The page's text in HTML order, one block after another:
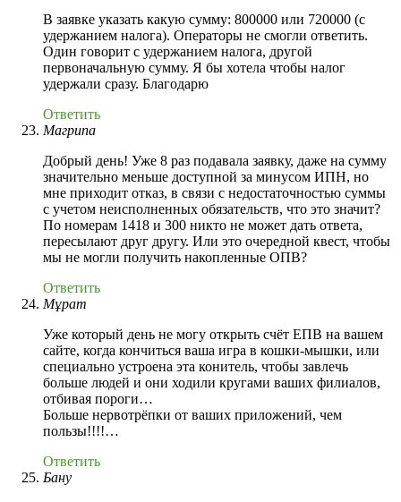
В заявке указать какую сумму: 800000 или 720000 (с
удержанием налога). Операторы не смогли ответить.
Один говорит с удержанием налога, другой
первоначальную сумму. Я бы хотела чтобы налог
удержали сразу. Благодарю
Ответить
Магрипа
Добрый день! Уже 8 раз подавала заявку, даже на сумму
значительно меньше доступной за минусом ИПН, но
мне приходит отказ, в связи с недостаточностью суммы
с учетом неисполненных обязательств, что это значит?
По номерам 1418 и 300 никто не может дать ответа,
пересылают друг другу. Или это очередной квест, чтобы
мы не могли получить накопленные ОПВ?
Ответить
Мұрат
Уже который день не могу открыть счёт ЕПВ на вашем
сайте, когда кончиться ваша игра в кошки-мышки, или
специально устроена эта конитель, чтобы завлечь
больше людей и они ходили кругами ваших филиалов,
отбивая пороги…
Больше нервотрёпки от ваших приложений, чем
пользы!!!!…
Ответить
Бану